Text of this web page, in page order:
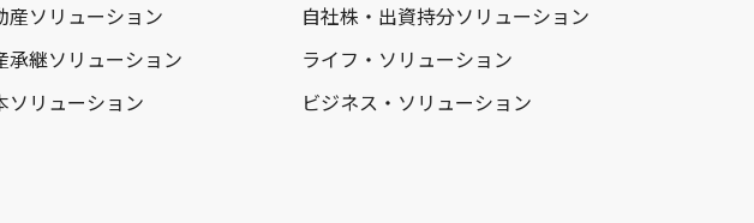
産ソリューション
自社株・出資持分ソリューション
承継ソリューション
ライフ・ソリューション
ソリューション
ビジネス・ソリューション